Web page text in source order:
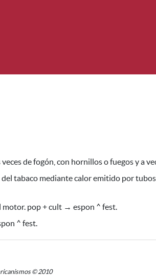
de fogón, con hornillos o fuegos y a
tabaco mediante calor emitido por
motor. pop + cult → espon ^ fest.
^ fest.
© 2010